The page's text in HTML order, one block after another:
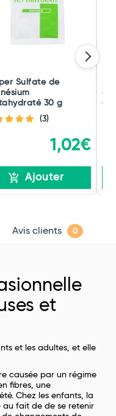
Sulfate de
30 g
(3)
1,02€
Ajouter
de
Avis clients 0
et
et les adultes, et elle
causée par un régime
fibres, une
Chez les enfants, la
fait de de se retenir